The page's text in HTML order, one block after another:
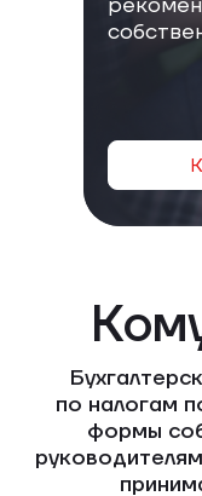
по налогам
формы